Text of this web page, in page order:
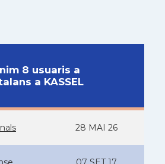
8 usuaris a
a KASSEL
28 MAI 26